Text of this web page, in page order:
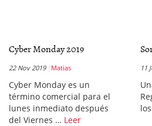
Cyber Monday 2019
22 Nov 2019 Matias
Cyber Monday es un
término comercial para el
lunes inmediato después
del Viernes … Leer
11